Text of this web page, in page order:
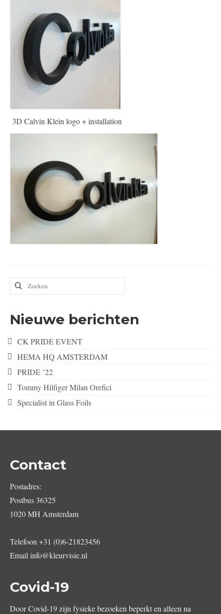
English
3D Calvin Klein logo + installation
Zoeken
naar:
Nieuwe berichten
CK PRIDE EVENT
HEMA HQ AMSTERDAM
PRIDE ’22
Tommy Hilfiger Milan Orefici
Specialist in Glass Foils
Contact
Postadres:
Postbus 36325
1020 MH Amsterdam
Telefoon +31 (0)6-21823456
Email info@kleurvisie.nl
Covid-19
Door Covid-19 zijn fysieke bezoeken beperkt en alleen na